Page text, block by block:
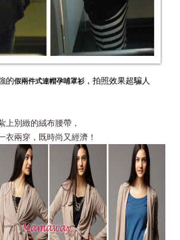
的假兩件式連帽孕哺罩衫 ，拍照效果超騙人
上別緻的絨布腰帶，
衣兩穿，既時尚又經濟！